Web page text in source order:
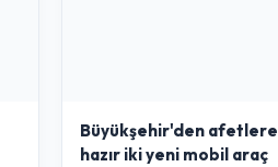
Büyükşehir'den afetlere
hazır iki yeni mobil araç